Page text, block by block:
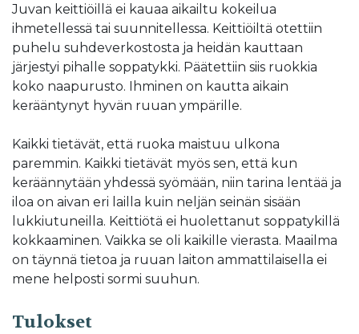
Juvan keittiöillä ei kauaa aikailtu kokeilua
ihmetellessä tai suunnitellessa. Keittiöiltä otettiin
puhelu suhdeverkostosta ja heidän kauttaan
järjestyi pihalle soppatykki. Päätettiin siis ruokkia
koko naapurusto. Ihminen on kautta aikain
kerääntynyt hyvän ruuan ympärille.
Kaikki tietävät, että ruoka maistuu ulkona
paremmin. Kaikki tietävät myös sen, että kun
keräännytään yhdessä syömään, niin tarina lentää ja
iloa on aivan eri lailla kuin neljän seinän sisään
lukkiutuneilla. Keittiötä ei huolettanut soppatykillä
kokkaaminen. Vaikka se oli kaikille vierasta. Maailma
on täynnä tietoa ja ruuan laiton ammattilaisella ei
mene helposti sormi suuhun.
Tulokset